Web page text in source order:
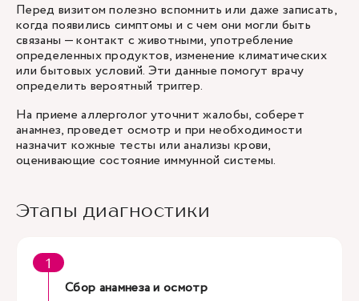
Перед визитом полезно вспомнить или даже записать,
когда появились симптомы и с чем они могли быть
связаны — контакт с животными, употребление
определенных продуктов, изменение климатических
или бытовых условий. Эти данные помогут врачу
определить вероятный триггер.
На приеме аллерголог уточнит жалобы, соберет
анамнез, проведет осмотр и при необходимости
назначит кожные тесты или анализы крови,
оценивающие состояние иммунной системы.
Этапы диагностики
Сбор анамнеза и осмотр